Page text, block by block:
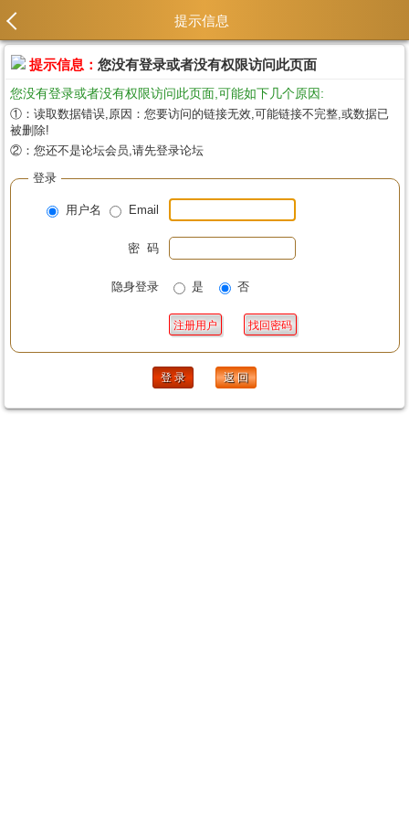
提示信息
提示信息： 您没有登录或者没有权限访问此页面
您没有登录或者没有权限访问此页面,可能如下几个原因:
①：读取数据错误,原因：您要访问的链接无效,可能链接不完整,或数据已
被删除!
②：您还不是论坛会员,请先登录论坛
登录
用户名 Email
密 码
隐身登录 是 否